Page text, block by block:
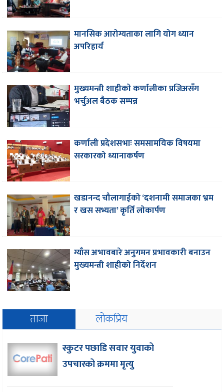
मानसिक आरोग्यताका लागि योग ध्यान
अपरिहार्य
मुख्यमन्त्री शाहीकाे कर्णालीका प्रजिअसँग
भर्चुअल बैठक सम्पन्न
कर्णाली प्रदेशसभाः समसामयिक विषयमा
सरकारको ध्यानाकर्षण
खडानन्द चौलागाईको ‘दशनामी समाजका भ्रम
र खस सभ्यता’ कृर्ति लाेकार्पण
ग्याँस अभावबारे अनुगमन प्रभावकारी बनाउन
मुख्यमन्त्री शाहीको निर्देशन
ताजा लोकप्रिय
स्कुटर पछाडि सवार युवाको
उपचारको क्रममा मृत्यु